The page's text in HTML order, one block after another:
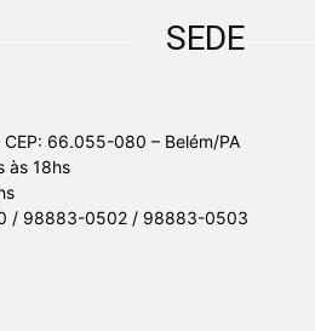
SEDE
66.055-080 – Belém/PA
às 18hs
/ 98883-0502 / 98883-0503